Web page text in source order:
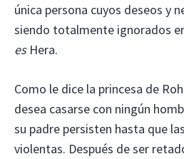
única persona cuyos deseos y
siendo totalmente ignorados
esHera.
Como le dice la princesa de
desea casarse con ningún
su padre persisten hasta que
violentas. Después de ser